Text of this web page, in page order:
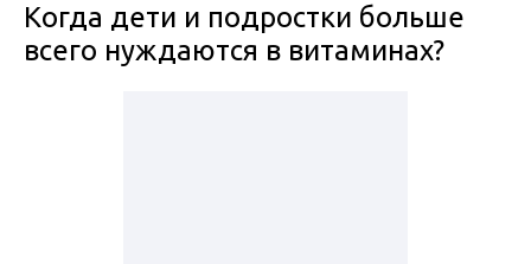
Когда дети и подростки больше
всего нуждаются в витаминах?